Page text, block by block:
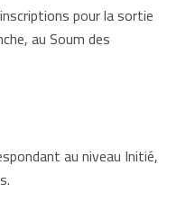
pour la sortie
au Soum des
au niveau Initié,